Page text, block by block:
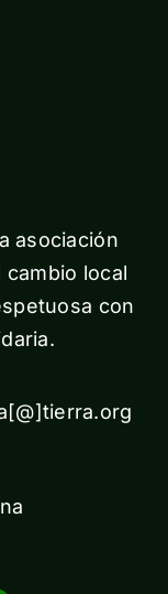
asociación
local
con